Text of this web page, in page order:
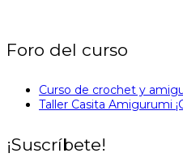
Foro del curso
Curso de crochet y
Taller Casita Amigurumi
¡Suscríbete!